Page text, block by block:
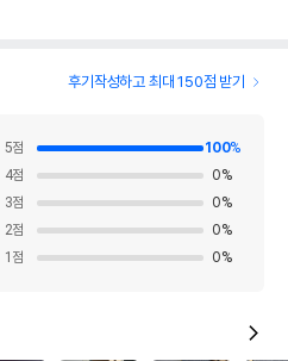
후기작성하고 최대 150점 받기
5점 100%
4점 0%
3점 0%
2점 0%
1 점 0%